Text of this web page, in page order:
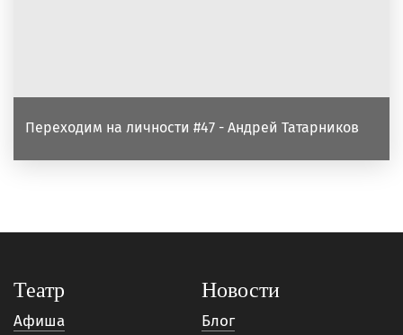
Переходим на личности #47 - Андрей Татарников
Театр
Афиша
Новости
Блог